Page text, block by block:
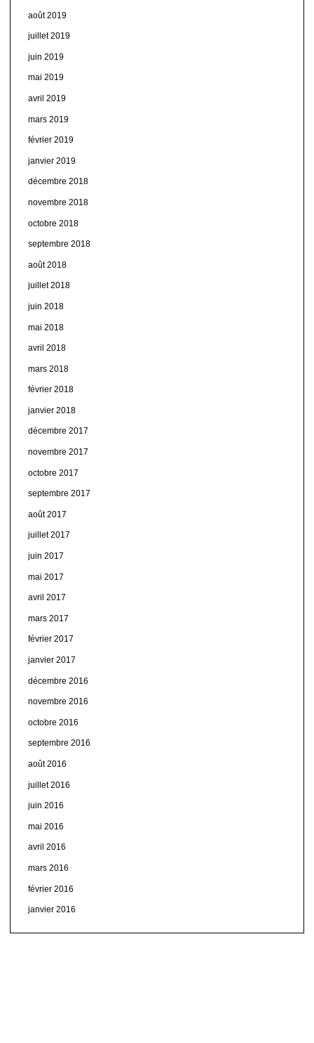
août 2019
juillet 2019
juin 2019
mai 2019
avril 2019
mars 2019
février 2019
janvier 2019
décembre 2018
novembre 2018
octobre 2018
septembre 2018
août 2018
juillet 2018
juin 2018
mai 2018
avril 2018
mars 2018
février 2018
janvier 2018
décembre 2017
novembre 2017
octobre 2017
septembre 2017
août 2017
juillet 2017
juin 2017
mai 2017
avril 2017
mars 2017
février 2017
janvier 2017
décembre 2016
novembre 2016
octobre 2016
septembre 2016
août 2016
juillet 2016
juin 2016
mai 2016
avril 2016
mars 2016
février 2016
janvier 2016